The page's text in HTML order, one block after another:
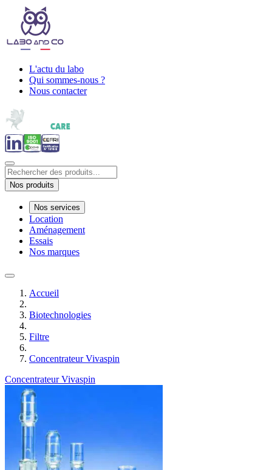
L'actu du labo
Qui sommes-nous ?
Nous contacter
Nos produits
Nos services
Location
Aménagement
Essais
Nos marques
Accueil
Biotechnologies
Filtre
Concentrateur Vivaspin
Concentrateur Vivaspin